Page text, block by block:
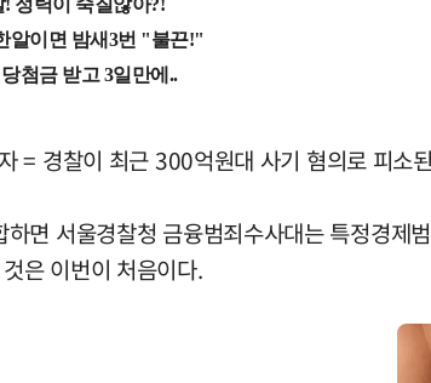
= 경찰이 최근 300억원대 사기 혐의로 피소
면 서울경찰청 금융범죄수사대는 특정경
은 이번이 처음이다.